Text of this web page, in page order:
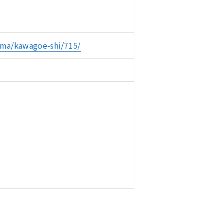
kawagoe-shi/715/